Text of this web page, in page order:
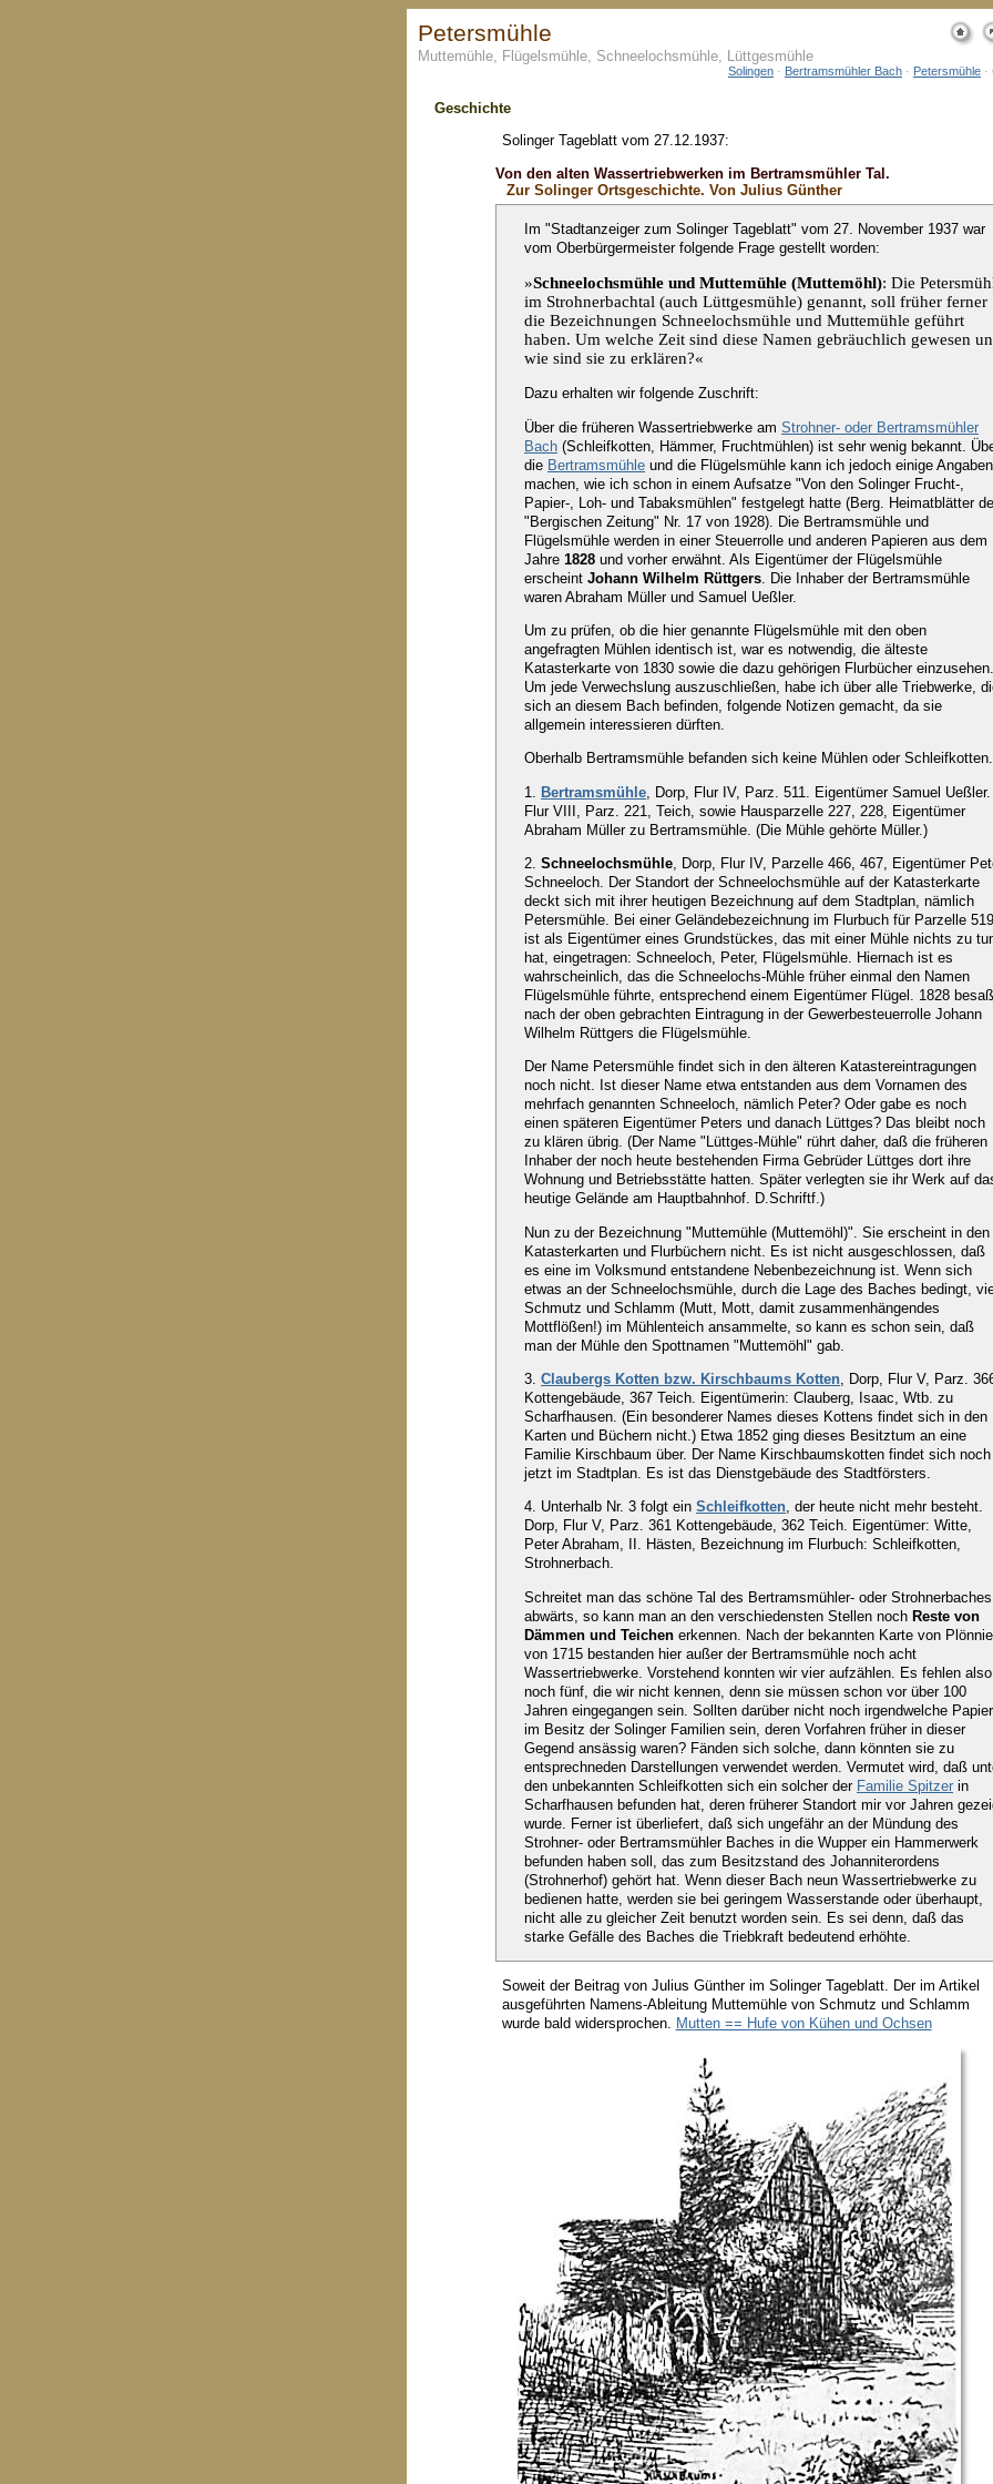
Petersmühle
Muttemühle, Flügelsmühle, Schneelochsmühle, Lüttgesmühle
Solingen · Bertramsmühler Bach · Petersmühle
Geschichte
Solinger Tageblatt vom 27.12.1937:
Von den alten Wassertriebwerken im Bertramsmühler Tal.
Zur Solinger Ortsgeschichte. Von Julius Günther
Im "Stadtanzeiger zum Solinger Tageblatt" vom 27. November 1937 war
vom Oberbürgermeister folgende Frage gestellt worden:
»Schneelochsmühle und Muttemühle (Muttemöhl): Die
im Strohnerbachtal (auch Lüttgesmühle) genannt, soll früher ferner
die Bezeichnungen Schneelochsmühle und Muttemühle geführt
haben. Um welche Zeit sind diese Namen gebräuchlich gewesen
wie sind sie zu erklären?«
Dazu erhalten wir folgende Zuschrift:
Über die früheren Wassertriebwerke am Strohner- oder Bertramsmühler
Bach (Schleifkotten, Hämmer, Fruchtmühlen) ist sehr wenig bekannt.
die Bertramsmühle und die Flügelsmühle kann ich jedoch einige Angaben
machen, wie ich schon in einem Aufsatze "Von den Solinger Frucht-,
Papier-, Loh- und Tabaksmühlen" festgelegt hatte (Berg. Heimatblätter
"Bergischen Zeitung" Nr. 17 von 1928). Die Bertramsmühle und
Flügelsmühle werden in einer Steuerrolle und anderen Papieren aus dem
Jahre 1828 und vorher erwähnt. Als Eigentümer der Flügelsmühle
erscheint Johann Wilhelm Rüttgers . Die Inhaber der Bertramsmühle
waren Abraham Müller und Samuel Ueßler.
Um zu prüfen, ob die hier genannte Flügelsmühle mit den oben
angefragten Mühlen identisch ist, war es notwendig, die älteste
Katasterkarte von 1830 sowie die dazu gehörigen Flurbücher einzusehen.
Um jede Verwechslung auszuschließen, habe ich über alle Triebwerke,
sich an diesem Bach befinden, folgende Notizen gemacht, da sie
allgemein interessieren dürften.
Oberhalb Bertramsmühle befanden sich keine Mühlen oder Schleifkotten.
1. Bertramsmühle , Dorp, Flur IV, Parz. 511. Eigentümer Samuel Ueßler.
Flur VIII, Parz. 221, Teich, sowie Hausparzelle 227, 228, Eigentümer
Abraham Müller zu Bertramsmühle. (Die Mühle gehörte Müller.)
2. Schneelochsmühle , Dorp, Flur IV, Parzelle 466, 467, Eigentümer
Schneeloch. Der Standort der Schneelochsmühle auf der Katasterkarte
deckt sich mit ihrer heutigen Bezeichnung auf dem Stadtplan, nämlich
Petersmühle. Bei einer Geländebezeichnung im Flurbuch für Parzelle 519
ist als Eigentümer eines Grundstückes, das mit einer Mühle nichts zu
hat, eingetragen: Schneeloch, Peter, Flügelsmühle. Hiernach ist es
wahrscheinlich, das die Schneelochs-Mühle früher einmal den Namen
Flügelsmühle führte, entsprechend einem Eigentümer Flügel. 1828 besaß
nach der oben gebrachten Eintragung in der Gewerbesteuerrolle Johann
Wilhelm Rüttgers die Flügelsmühle.
Der Name Petersmühle findet sich in den älteren Katastereintragungen
noch nicht. Ist dieser Name etwa entstanden aus dem Vornamen des
mehrfach genannten Schneeloch, nämlich Peter? Oder gabe es noch
einen späteren Eigentümer Peters und danach Lüttges? Das bleibt noch
zu klären übrig. (Der Name "Lüttges-Mühle" rührt daher, daß die früheren
Inhaber der noch heute bestehenden Firma Gebrüder Lüttges dort ihre
Wohnung und Betriebsstätte hatten. Später verlegten sie ihr Werk auf
heutige Gelände am Hauptbahnhof. D.Schriftf.)
Nun zu der Bezeichnung "Muttemühle (Muttemöhl)". Sie erscheint in den
Katasterkarten und Flurbüchern nicht. Es ist nicht ausgeschlossen, daß
es eine im Volksmund entstandene Nebenbezeichnung ist. Wenn sich
etwas an der Schneelochsmühle, durch die Lage des Baches bedingt,
Schmutz und Schlamm (Mutt, Mott, damit zusammenhängendes
Mottflößen!) im Mühlenteich ansammelte, so kann es schon sein, daß
man der Mühle den Spottnamen "Muttemöhl" gab.
3. Claubergs Kotten bzw. Kirschbaums Kotten , Dorp, Flur V, Parz.
Kottengebäude, 367 Teich. Eigentümerin: Clauberg, Isaac, Wtb. zu
Scharfhausen. (Ein besonderer Names dieses Kottens findet sich in den
Karten und Büchern nicht.) Etwa 1852 ging dieses Besitztum an eine
Familie Kirschbaum über. Der Name Kirschbaumskotten findet sich noch
jetzt im Stadtplan. Es ist das Dienstgebäude des Stadtförsters.
4. Unterhalb Nr. 3 folgt ein Schleifkotten, der heute nicht mehr besteht.
Dorp, Flur V, Parz. 361 Kottengebäude, 362 Teich. Eigentümer: Witte,
Peter Abraham, II. Hästen, Bezeichnung im Flurbuch: Schleifkotten,
Strohnerbach.
Schreitet man das schöne Tal des Bertramsmühler- oder Strohnerbaches
abwärts, so kann man an den verschiedensten Stellen noch Reste von
Dämmen und Teichen erkennen. Nach der bekannten Karte von
von 1715 bestanden hier außer der Bertramsmühle noch acht
Wassertriebwerke. Vorstehend konnten wir vier aufzählen. Es fehlen also
noch fünf, die wir nicht kennen, denn sie müssen schon vor über 100
Jahren eingegangen sein. Sollten darüber nicht noch irgendwelche
im Besitz der Solinger Familien sein, deren Vorfahren früher in dieser
Gegend ansässig waren? Fänden sich solche, dann könnten sie zu
entsprechneden Darstellungen verwendet werden. Vermutet wird, daß
den unbekannten Schleifkotten sich ein solcher der Familie Spitzer in
Scharfhausen befunden hat, deren früherer Standort mir vor Jahren
wurde. Ferner ist überliefert, daß sich ungefähr an der Mündung des
Strohner- oder Bertramsmühler Baches in die Wupper ein Hammerwerk
befunden haben soll, das zum Besitzstand des Johanniterordens
(Strohnerhof) gehört hat. Wenn dieser Bach neun Wassertriebwerke zu
bedienen hatte, werden sie bei geringem Wasserstande oder überhaupt,
nicht alle zu gleicher Zeit benutzt worden sein. Es sei denn, daß das
starke Gefälle des Baches die Triebkraft bedeutend erhöhte.
Soweit der Beitrag von Julius Günther im Solinger Tageblatt. Der im Artikel
ausgeführten Namens-Ableitung Muttemühle von Schmutz und Schlamm
wurde bald widersprochen. Mutten == Hufe von Kühen und Ochsen